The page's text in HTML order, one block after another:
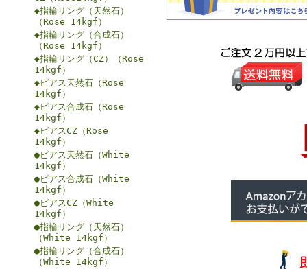
◆指輪リング（天然石）
（Rose 14kgf）
◆指輪リング（合成石）
（Rose 14kgf）
◆指輪リング（CZ）（Rose
14kgf）
◆ピアス天然石（Rose
14kgf）
◆ピアス合成石（Rose
14kgf）
◆ピアスCZ（Rose
14kgf）
●ピアス天然石（White
14kgf）
●ピアス合成石（White
14kgf）
●ピアスCZ（White
14kgf）
●指輪リング（天然石）
（White 14kgf）
●指輪リング（合成石）
（White 14kgf）